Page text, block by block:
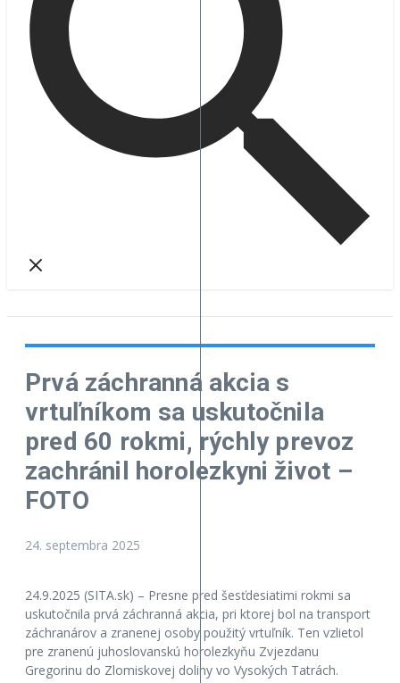
Prvá záchranná akcia s
vrtuľníkom sa uskutočnila
pred 60 rokmi, rýchly prevoz
zachránil horolezkyni život –
FOTO
24. septembra 2025
24.9.2025 (SITA.sk) – Presne pred šesťdesiatimi rokmi sa
uskutočnila prvá záchranná akcia, pri ktorej bol na transport
záchranárov a zranenej osoby použitý vrtuľník. Ten vzlietol
pre zranenú juhoslovanskú horolezkyňu Zvjezdanu
Gregorinu do Zlomiskovej doliny vo Vysokých Tatrách.